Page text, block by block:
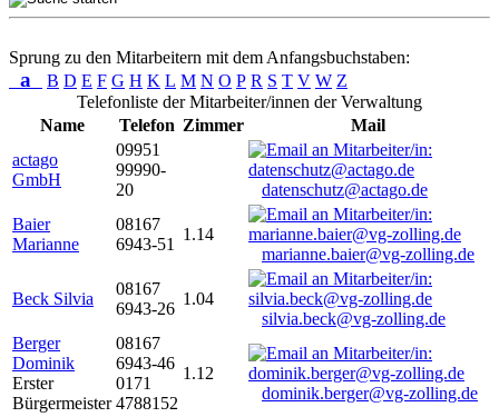
Sprung zu den Mitarbeitern mit dem Anfangsbuchstaben:
a B D E F G H K L M N O P R S T V W Z
Telefonliste der Mitarbeiter/innen der Verwaltung
Name
Telefon Zimmer
Mail
actago
GmbH
09951
99990-
20
datenschutz@actago.de
Baier
Marianne
08167
6943-51
1.14
marianne.baier@vg-zolling.de
Beck Silvia
08167
6943-26
1.04
silvia.beck@vg-zolling.de
Berger
Dominik
Erster
Bürgermeister
08167
6943-46
0171
4788152
1.12
dominik.berger@vg-zolling.de